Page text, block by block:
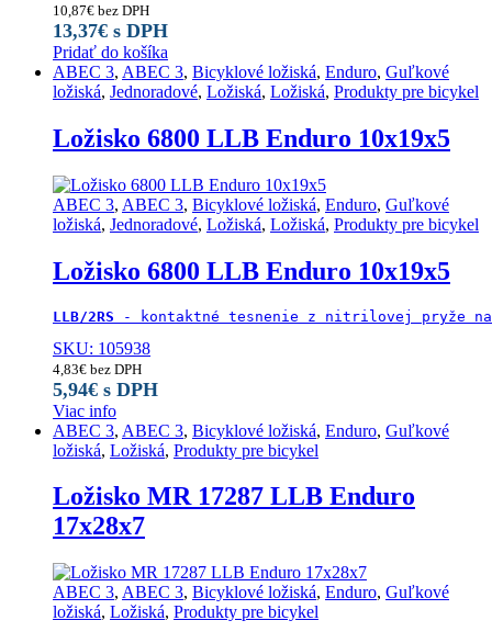
10,87€ bez DPH
13,37€ s DPH
Pridať do košíka
ABEC 3, ABEC 3, Bicyklové ložiská, Enduro, Guľkové
ložiská, Jednoradové, Ložiská, Ložiská, Produkty pre bicykel
Ložisko 6800 LLB Enduro 10x19x5
ABEC 3, ABEC 3, Bicyklové ložiská, Enduro, Guľkové
ložiská, Jednoradové, Ložiská, Ložiská, Produkty pre bicykel
Ložisko 6800 LLB Enduro 10x19x5
LLB/2RS - kontaktné tesnenie z nitrilovej pryže na
SKU: 105938
4,83€ bez DPH
5,94€ s DPH
Viac info
ABEC 3, ABEC 3, Bicyklové ložiská, Enduro, Guľkové
ložiská, Ložiská, Produkty pre bicykel
Ložisko MR 17287 LLB Enduro
17x28x7
ABEC 3, ABEC 3, Bicyklové ložiská, Enduro, Guľkové
ložiská, Ložiská, Produkty pre bicykel